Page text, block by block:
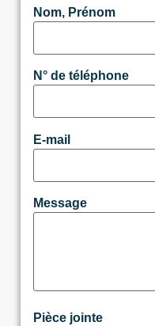
Nom, Prénom
N° de téléphone
E-mail
Message
Pièce jointe